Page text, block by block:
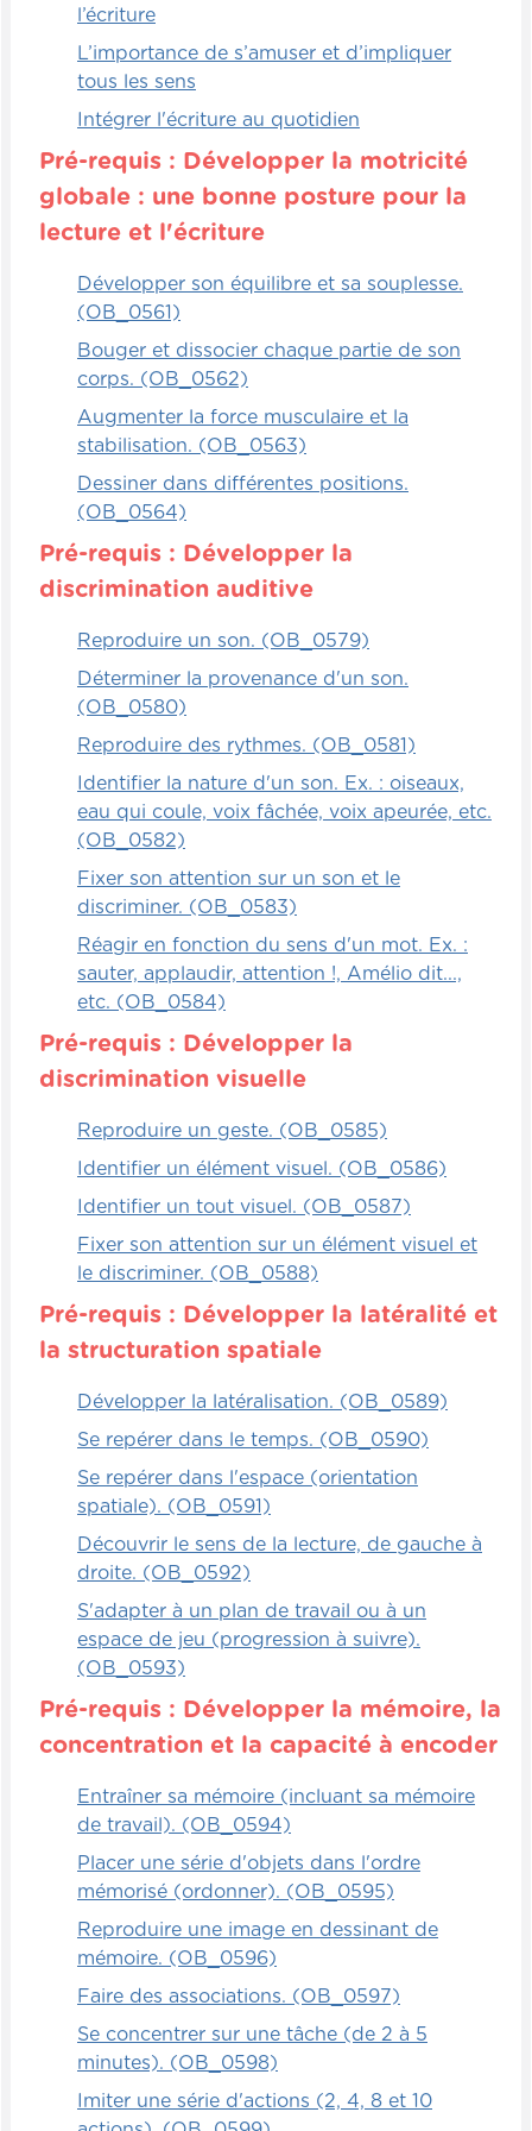
jouer, expérimenter, mais dès qu'on va
commencer à l'amener dans des exercices
d'écriture proprement dits, c'est-à-dire
qu'on va lui donner des gabarits de choses
progression très précise que je vais vous
indiquer dans une prochaine capsule.
Mais initialement, quand on veut lui faire
reproduire, par exemple, un cercle, une
croix, n'importe quelle forme avant d'arriver
qui est optimale. Laissez l'enfant jouer là-
dedans tout en ne lui interdisant pas
d'utiliser d'autres médiums évidemment.
Alors, les premiers outils d'écriture qu'on
peut utiliser, et là je parle d'écriture, vous
allez voir que les symboles de pré-graphie
des traits horizontaux, des traits verticaux,
des trucs très, très simples qu'on va lui
qu'il apprenne à mémoriser un symbole ou
à tracer avec un gabarit à côté.
C'est vraiment la première étape. Dès qu'on
va entrer dans ce type d'exercice
proprement dit, la première étape, quand
l'enfant est très jeune, il faut adapter la
taille des outils à ce que l'enfant peut gérer.
donnera pas des petits objets durs qu'il
peut avaler. Ce n'est vraiment pas idéal.
Alors là, c'est vraiment le bon jugement du
parent qui est important, mais pour vous
donner des idées, pour vous suggérer
quelques outils, la laine est vraiment un
outil formidable pour apprendre à
reproduire une forme, un dessin ou une
lettre. Pour l'enfant, ce n'est pas menaçant
ce n'est pas parfait, ce n'est pas grave.
Sans jugement, il est en train d'essayer de
travailler avec un bout de laine, il n'y a pas
de problème.
Ensuite, on va pouvoir travailler avec des
petits objets comme des perles, des baies,
des petites passes, plus ou moins grosses,
dépendamment de l'âge de l'enfant.
gabarit sur une grande feuille qu'il doit
tenter de remplir avec les perles. Ou on lui
donne une image, par exemple, d'un cercle,
et il doit tenter de faire un cercle avec les
perles en question. Ensuite, l'argile, la pâte
faire des traits verticaux, des traits
horizontaux, à faire des cercles, pour aller
tranquillement vers la reproduction de
gabarits de lettres.
Généralement, on va offrir à l'enfant un
gabarit, c'est-à-dire la trace de la lettre ou
du symbole ou du dessin qu'on veut qu'il
sur cette trace-là, sur l'empreinte qui est
sur la feuille. Ensuite, on va lui donner le
gabarit et lui dire : "Regarde-le et
maintenant, j'aimerais que tu fasses la
même forme à côté." Nous sommes déjà à
élevé. Puis, par la suite, il va devoir se
souvenir de la forme, un cercle par
exemple, et la reproduire de mémoire. Tant
l’écriture
L’importance de s’amuser et d’impliquer
tous les sens
Intégrer l'écriture au quotidien
Pré-requis : Développer la motricité
globale : une bonne posture pour la
lecture et l'écriture
Développer son équilibre et sa souplesse.
(OB_0561)
Bouger et dissocier chaque partie de son
corps. (OB_0562)
Augmenter la force musculaire et la
stabilisation. (OB_0563)
Dessiner dans différentes positions.
(OB_0564)
Pré-requis : Développer la
discrimination auditive
Reproduire un son. (OB_0579)
Déterminer la provenance d'un son.
(OB_0580)
Reproduire des rythmes. (OB_0581)
Identifier la nature d'un son. Ex. : oiseaux,
eau qui coule, voix fâchée, voix apeurée, etc.
(OB_0582)
Fixer son attention sur un son et le
discriminer. (OB_0583)
Réagir en fonction du sens d'un mot. Ex. :
sauter, applaudir, attention !, Amélio dit...,
etc. (OB_0584)
Pré-requis : Développer la
discrimination visuelle
Reproduire un geste. (OB_0585)
Identifier un élément visuel. (OB_0586)
Identifier un tout visuel. (OB_0587)
Fixer son attention sur un élément visuel et
le discriminer. (OB_0588)
Pré-requis : Développer la latéralité et
la structuration spatiale
Développer la latéralisation. (OB_0589)
Se repérer dans le temps. (OB_0590)
Se repérer dans l'espace (orientation
spatiale). (OB_0591)
Découvrir le sens de la lecture, de gauche à
droite. (OB_0592)
S'adapter à un plan de travail ou à un
espace de jeu (progression à suivre).
(OB_0593)
Pré-requis : Développer la mémoire, la
concentration et la capacité à encoder
Entraîner sa mémoire (incluant sa mémoire
de travail). (OB_0594)
Placer une série d'objets dans l'ordre
mémorisé (ordonner). (OB_0595)
Reproduire une image en dessinant de
mémoire. (OB_0596)
Faire des associations. (OB_0597)
Se concentrer sur une tâche (de 2 à 5
minutes). (OB_0598)
Imiter une série d'actions (2, 4, 8 et 10